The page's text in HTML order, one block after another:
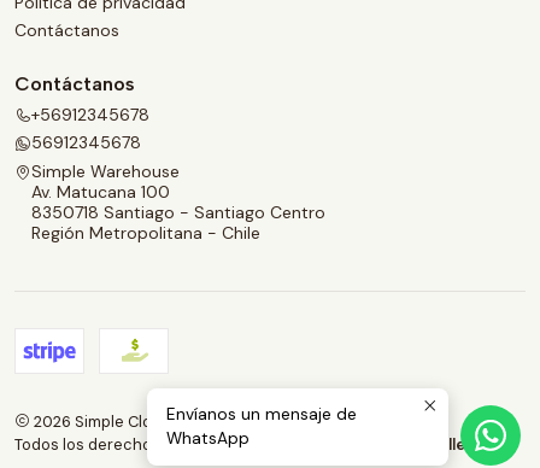
Contáctanos
Contáctanos
+56912345678
56912345678
Simple Warehouse
Av. Matucana 100
8350718 Santiago - Santiago Centro
Región Metropolitana - Chile
2026 Simple Clothes.
Todos los derechos reservados.
Desarrollado por Jumpseller
Envíanos un mensaje de
WhatsApp